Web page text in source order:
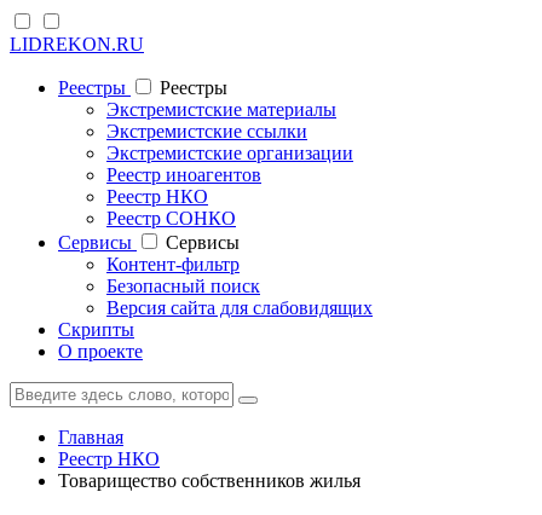
LIDREKON.RU
Реестры
Реестры
Экстремистские материалы
Экстремистские ссылки
Экстремистские организации
Реестр иноагентов
Реестр НКО
Реестр СОНКО
Cервисы
Cервисы
Контент-фильтр
Безопасный поиск
Версия сайта для слабовидящих
Скрипты
О проекте
Главная
Реестр НКО
Товарищество собственников жилья